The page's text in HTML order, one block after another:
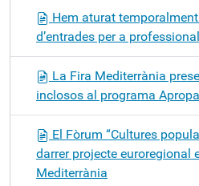
Hem aturat
d’entrades per a
La Fira Mediterrània
inclosos al programa
El Fòrum “Cultures
darrer projecte euroregional
Mediterrània